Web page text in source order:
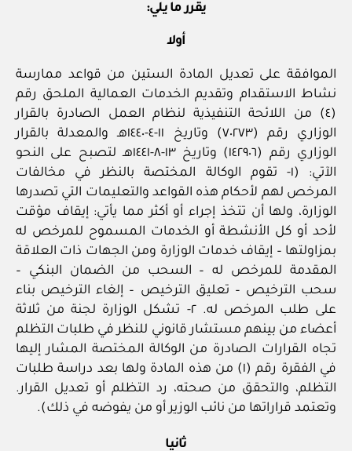
يقرر ما يلي:
أولا
الموافقة على تعديل المادة الستين من قواعد ممارسة
نشاط الاستقدام وتقديم الخدمات العمالية الملحق رقم
(٤) من اللائحة التنفيذية لنظام العمل الصادرة بالقرار
الوزاري رقم (٧٠٢٧٣) وتاريخ ١١-٤-١٤٤٠هـ والمعدلة بالقرار
الوزاري رقم (١٤٢٩٠٦) وتاريخ ١٣-٨-١٤٤١هـ لتصبح على النحو
الآتي: (١- تقوم الوكالة المختصة بالنظر في مخالفات
المرخص لهم لأحكام هذه القواعد والتعليمات التي تصدرها
الوزارة، ولها أن تتخذ إجراء أو أكثر مما يأتي: إيقاف مؤقت
لأحد أو كل الأنشطة أو الخدمات المسموح للمرخص له
بمزاولتها – إيقاف خدمات الوزارة ومن الجهات ذات العلاقة
المقدمة للمرخص له – السحب من الضمان البنكي –
سحب الترخيص – تعليق الترخيص – إلغاء الترخيص بناء
على طلب المرخص له. ٢- تشكل الوزارة لجنة من ثلاثة
أعضاء من بينهم مستشار قانوني للنظر في طلبات التظلم
تجاه القرارات الصادرة من الوكالة المختصة المشار إليها
في الفقرة رقم (١) من هذه المادة ولها بعد دراسة طلبات
التظلم، والتحقق من صحته، رد التظلم أو تعديل القرار.
وتعتمد قراراتها من نائب الوزير أو من يفوضه في ذلك).
ثانيا